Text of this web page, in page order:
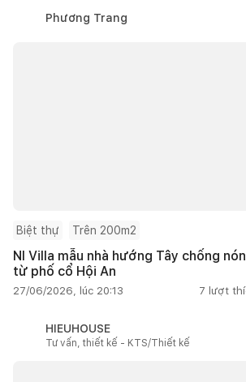
Phương Trang
Biệt thự Trên 200m2
NI Villa mẫu nhà hướng Tây chống
từ phố cổ Hội An
27/06/2026, lúc 20:13 7 lượt
HIEUHOUSE
Tư vấn, thiết kế - KTS/Thiết kế